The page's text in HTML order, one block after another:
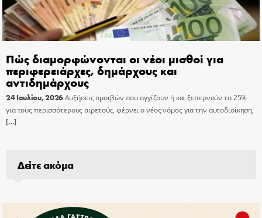
Πώς διαμορφώνονται οι νέοι μισθοί για
περιφερειάρχες, δημάρχους και
αντιδημάρχους
24 Ιουλίου, 2026Αυξήσεις αμοιβών που αγγίζουν ή και ξεπερνούν το 25%
για τους περισσότερους αιρετούς, φέρνει ο νέος νόμος για την αυτοδιοίκηση,
[…]
Δείτε ακόμα